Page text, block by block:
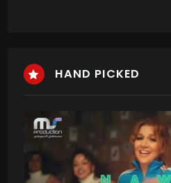
HAND PICKED